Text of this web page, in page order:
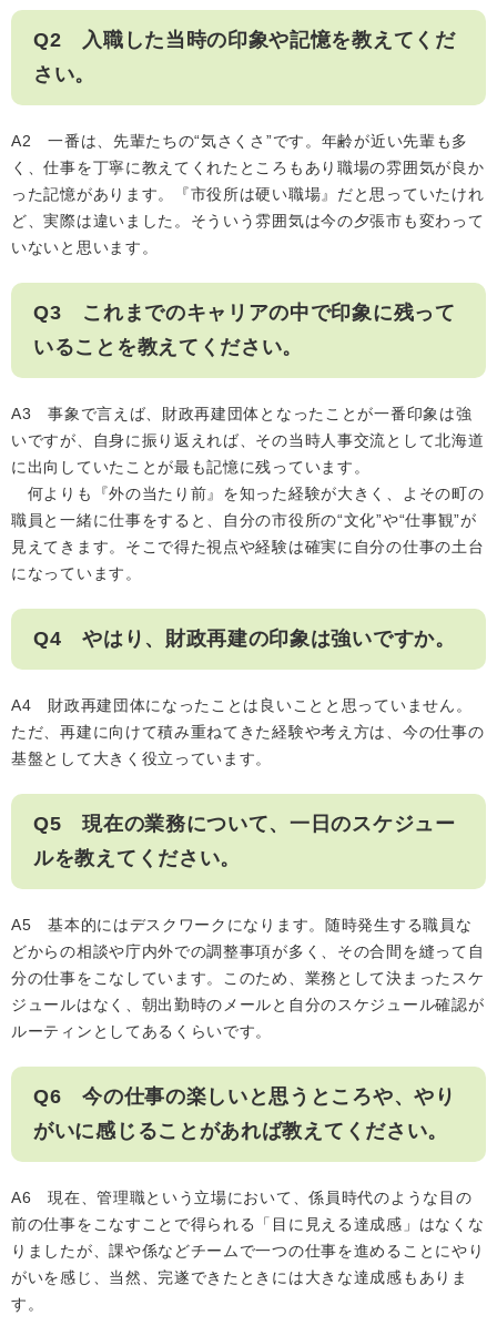
Q2 入職した当時の印象や記憶を教えてくだ
さい。
A2 一番は、先輩たちの“気さくさ”です。年齢が近い先輩も多
く、仕事を丁寧に教えてくれたところもあり職場の雰囲気が良か
った記憶があります。『市役所は硬い職場』だと思っていたけれ
ど、実際は違いました。そういう雰囲気は今の夕張市も変わって
いないと思います。
Q3 これまでのキャリアの中で印象に残って
いることを教えてください。
A3 事象で言えば、財政再建団体となったことが一番印象は強
いですが、自身に振り返えれば、その当時人事交流として北海道
に出向していたことが最も記憶に残っています。
何よりも『外の当たり前』を知った経験が大きく、よその町の
職員と一緒に仕事をすると、自分の市役所の“文化”や“仕事観”が
見えてきます。そこで得た視点や経験は確実に自分の仕事の土台
になっています。
Q4 やはり、財政再建の印象は強いですか。
A4 財政再建団体になったことは良いことと思っていません。
ただ、再建に向けて積み重ねてきた経験や考え方は、今の仕事の
基盤として大きく役立っています。
Q5 現在の業務について、一日のスケジュー
ルを教えてください。
A5 基本的にはデスクワークになります。随時発生する職員な
どからの相談や庁内外での調整事項が多く、その合間を縫って自
分の仕事をこなしています。このため、業務として決まったスケ
ジュールはなく、朝出勤時のメールと自分のスケジュール確認が
ルーティンとしてあるくらいです。
Q6 今の仕事の楽しいと思うところや、やり
がいに感じることがあれば教えてください。
A6 現在、管理職という立場において、係員時代のような目の
前の仕事をこなすことで得られる「目に見える達成感」はなくな
りましたが、課や係などチームで一つの仕事を進めることにやり
がいを感じ、当然、完遂できたときには大きな達成感もありま
す。